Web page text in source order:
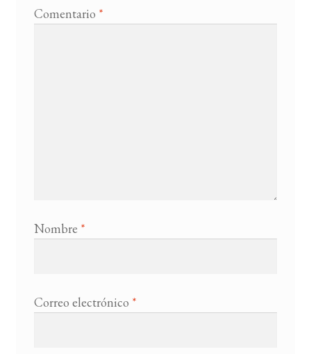
Comentario *
Nombre *
Correo electrónico *